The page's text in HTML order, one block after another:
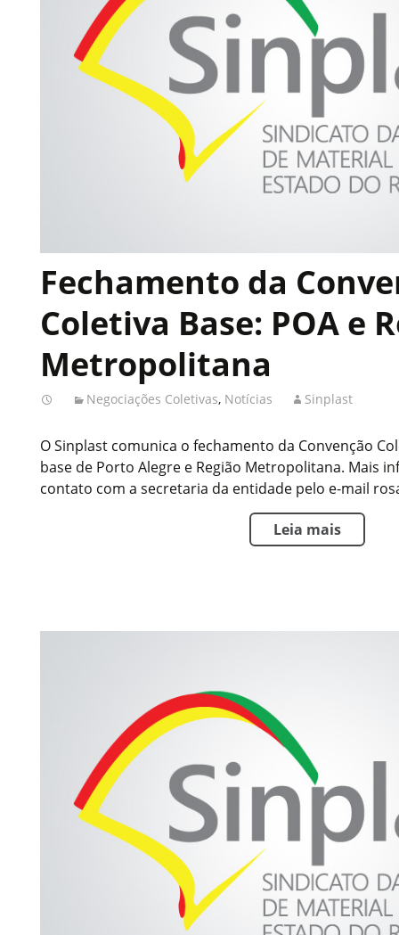
Fechamento da
Coletiva Base: POA e
Metropolitana
Negociações Coletivas, Notícias Sinplast
O Sinplast comunica o fechamento da Convenção
base de Porto Alegre e Região Metropolitana. Mais
contato com a secretaria da entidade pelo e-mail
Leia mais